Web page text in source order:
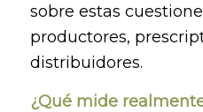
sobre estas
productores,
distribuidores.
¿Qué mide